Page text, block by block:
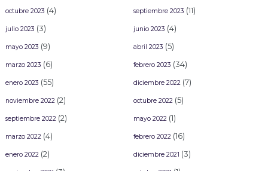
octubre 2023 (4) septiembre 2023 (11)
julio 2023 (3) junio 2023 (4)
mayo 2023 (9) abril 2023 (5)
marzo 2023 (6) febrero 2023 (34)
enero 2023 (55) diciembre 2022 (7)
noviembre 2022 (2) octubre 2022 (5)
septiembre 2022 (2) mayo 2022 (1)
marzo 2022 (4) febrero 2022 (16)
enero 2022 (2) diciembre 2021 (3)